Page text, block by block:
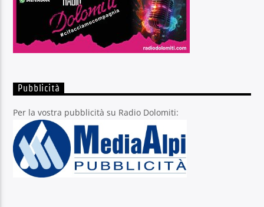
Pubblicità
Per la vostra pubblicità su Radio Dolomiti: